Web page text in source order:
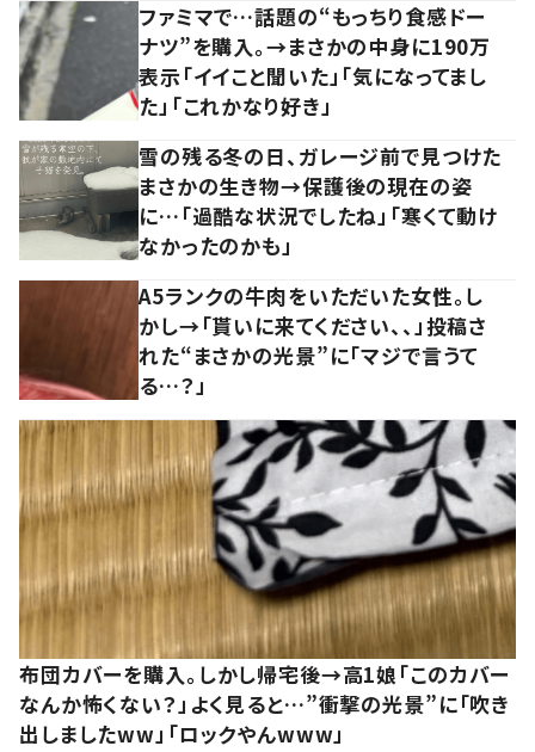
ファミマで…話題の“もっちり食感ドー
ナツ”を購入。→まさかの中身に190万
表示「イイこと聞いた」「気になってまし
た」「これかなり好き」
雪の残る冬の日、ガレージ前で見つけた
まさかの生き物→保護後の現在の姿
に…「過酷な状況でしたね」「寒くて動け
なかったのかも」
A5ランクの牛肉をいただいた女性。し
かし→「貰いに来てください、、」投稿さ
れた“まさかの光景”に「マジで言うて
る…？」
布団カバーを購入。しかし帰宅後→高1娘「このカバー
なんか怖くない？」よく見ると…”衝撃の光景”に「吹き
出しましたww」「ロックやんwww」